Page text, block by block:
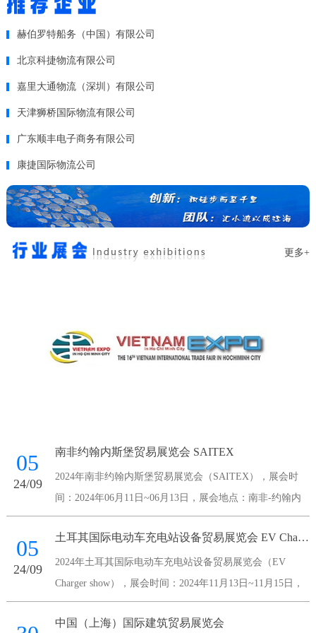
赫伯罗特船务（中国）有限公司
北京科捷物流有限公司
嘉里大通物流（深圳）有限公司
天津狮桥国际物流有限公司
广东顺丰电子商务有限公司
康捷国际物流公司
更多+
05
24/09
南非约翰内斯堡贸易展览会 SAITEX
2024年南非约翰内斯堡贸易展览会（SAITEX），展会时
间：2024年06月11日~06月13日，展会地点：南非-约翰内
斯堡-Maude Street Sandown 2196 South Africa-南非桑顿会议
中心，主办方：南非国家展览
05
24/09
土耳其国际电动车充电站设备贸易展览会 EV Charger show
2024年土耳其国际电动车充电站设备贸易展览会（EV
Charger show），展会时间：2024年11月13日~11月15日，
展会地点：土耳其-伊斯坦布尔-伊斯坦布尔展览中心，主办
方：Voli Fuar Hizmetleri A.S.
中国（上海）国际建筑贸易展览会